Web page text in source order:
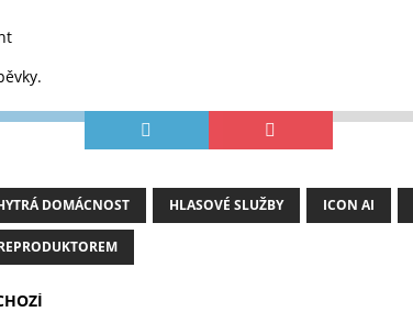
DOMÁCNOST HLASOVÉ SLUŽBY ICON AI